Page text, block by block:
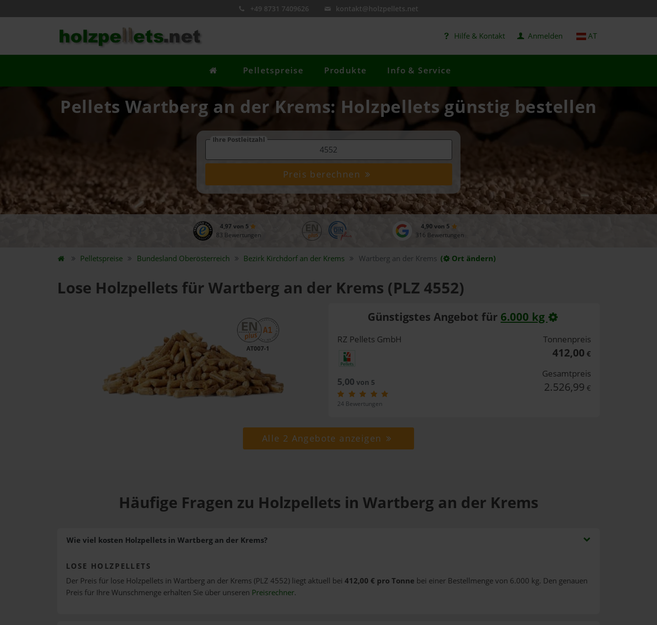
+49 8731 7409626 kontakt@holzpellets.net
Hilfe & Kontakt Anmelden AT
Pelletspreise Produkte Info & Service
Pellets Wartberg an der Krems: Holzpellets günstig bestellen
Ihre Postleitzahl
Preis berechnen
4,97 von 5
83 Bewertungen
4,90 von 5
316 Bewertungen
Pelletspreise Bundesland Oberösterreich Bezirk Kirchdorf an der Krems Wartberg an der Krems ( Ort ändern)
Lose Holzpellets für Wartberg an der Krems (PLZ 4552)
AT007-1
Günstigstes Angebot für 6.000 kg
RZ Pellets GmbH
5,00 von 5
24 Bewertungen
Tonnenpreis
412,00 €
Gesamtpreis
2.526,99 €
Alle 2 Angebote anzeigen
Häufige Fragen zu Holzpellets in Wartberg an der Krems
Wie viel kosten Holzpellets in Wartberg an der Krems?
LOSE HOLZPELLETS
Der Preis für lose Holzpellets in Wartberg an der Krems (PLZ 4552) liegt aktuell bei 412,00 € pro Tonne bei einer Bestellmenge von 6.000 kg. Den genauen
Preis für Ihre Wunschmenge erhalten Sie über unseren Preisrechner.